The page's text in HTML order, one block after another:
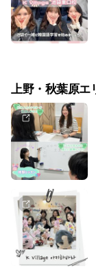
上野・秋葉原エ